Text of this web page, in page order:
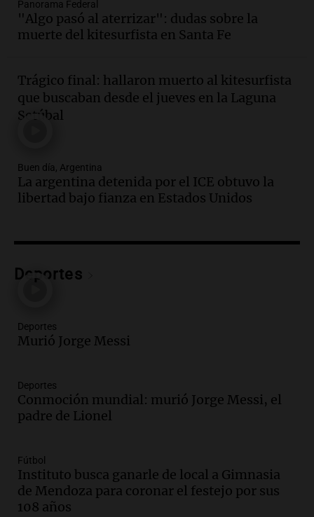
Audio.El abuelo de Agostina Vega, tras
las nuevas detenciones: "En esa casa
todos tenían algo que ver"
Audio.Nutricionista derribó el mito del
desayuno ideal: ¿ qué alimentos
conviene priorizar cada día ?
Audio.Murió Jorge Messi
Una mañana para todos
contra el tiempo: necesita un trasplante
Audio.Estiman que la inflación nacional
Una mañana para todos
Episodios
Audio.Altas Cumbres: rescataron a una
un precipicio
Una mañana para todos
Episodios
Audio.
Panorama Federal
"Algo pasó al aterrizar": dudas sobre la
muerte del kitesurfista en Santa Fe
Trágico final: hallaron muerto al kitesurfista
que buscaban desde el jueves en la Laguna
Setúbal
Buen día, Argentina
La argentina detenida por el ICE obtuvo la
libertad bajo fianza en Estados Unidos
Deportes
Deportes
Murió Jorge Messi
Deportes
Conmoción mundial: murió Jorge Messi, el
padre de Lionel
Fútbol
Instituto busca ganarle de local a Gimnasia
de Mendoza para coronar el festejo por sus
108 años